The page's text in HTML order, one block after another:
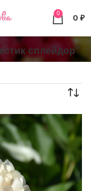
0 0 ₽
сплейдор”